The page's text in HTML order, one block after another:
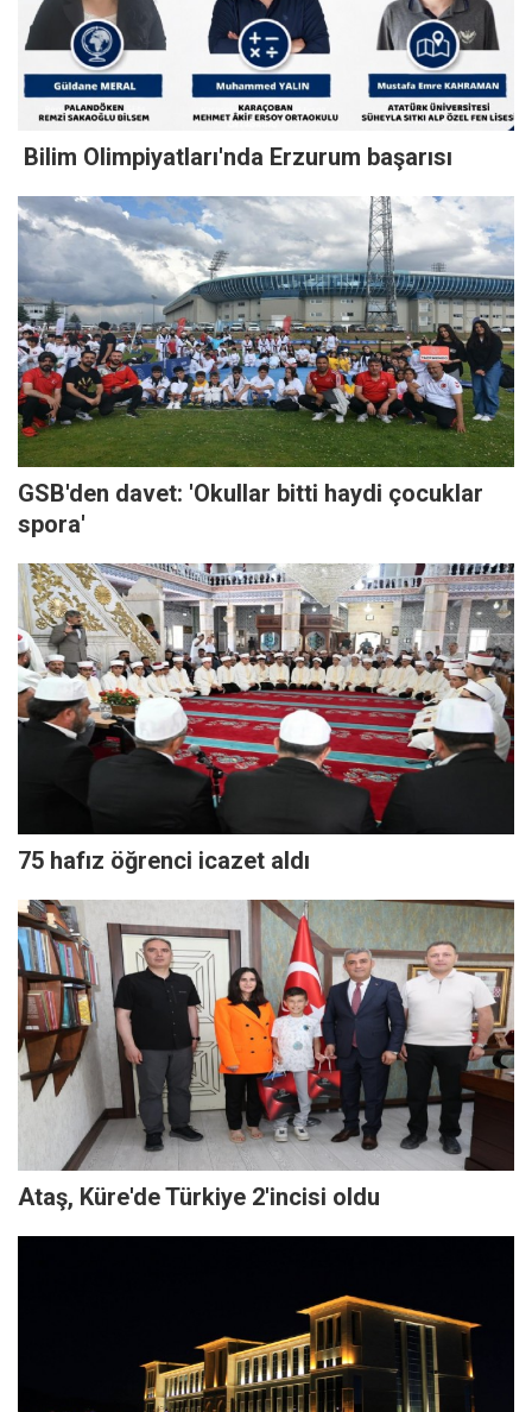
Bilim Olimpiyatları'nda Erzurum başarısı
GSB'den davet: 'Okullar bitti haydi çocuklar
spora'
75 hafız öğrenci icazet aldı
Ataş, Küre'de Türkiye 2'incisi oldu